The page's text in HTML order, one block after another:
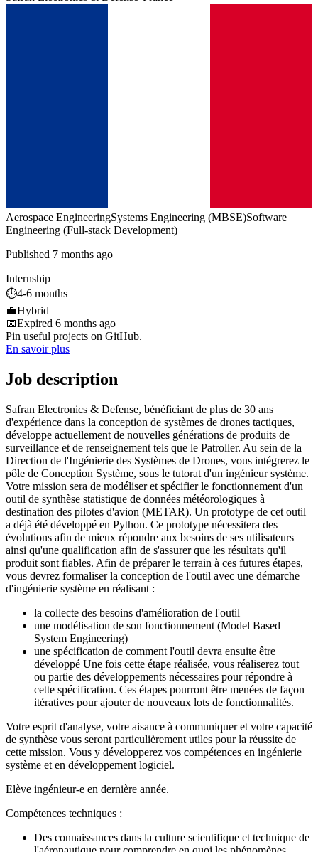
Aerospace EngineeringSystems Engineering (MBSE)Software
Engineering (Full-stack Development)
Published 7 months ago
Internship
⏱️4-6 months
💼Hybrid
📅Expired 6 months ago
Pin useful projects on GitHub.
En savoir plus
Job description
Safran Electronics & Defense, bénéficiant de plus de 30 ans
d'expérience dans la conception de systèmes de drones tactiques,
développe actuellement de nouvelles générations de produits de
surveillance et de renseignement tels que le Patroller. Au sein de la
Direction de l'Ingénierie des Systèmes de Drones, vous intégrerez le
pôle de Conception Système, sous le tutorat d'un ingénieur système.
Votre mission sera de modéliser et spécifier le fonctionnement d'un
outil de synthèse statistique de données météorologiques à
destination des pilotes d'avion (METAR). Un prototype de cet outil
a déjà été développé en Python. Ce prototype nécessitera des
évolutions afin de mieux répondre aux besoins de ses utilisateurs
ainsi qu'une qualification afin de s'assurer que les résultats qu'il
produit sont fiables. Afin de préparer le terrain à ces futures étapes,
vous devrez formaliser la conception de l'outil avec une démarche
d'ingénierie système en réalisant :
la collecte des besoins d'amélioration de l'outil
une modélisation de son fonctionnement (Model Based
System Engineering)
une spécification de comment l'outil devra ensuite être
développé Une fois cette étape réalisée, vous réaliserez tout
ou partie des développements nécessaires pour répondre à
cette spécification. Ces étapes pourront être menées de façon
itératives pour ajouter de nouveaux lots de fonctionnalités.
Votre esprit d'analyse, votre aisance à communiquer et votre capacité
de synthèse vous seront particulièrement utiles pour la réussite de
cette mission. Vous y développerez vos compétences en ingénierie
système et en développement logiciel.
Elève ingénieur-e en dernière année.
Compétences techniques :
Des connaissances dans la culture scientifique et technique de